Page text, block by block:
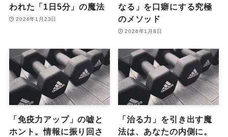
われた「1日5分」の魔法
2026年1月23日
なる」を口癖にする究極
のメソッド
2026年1月8日
「免疫力アップ」の嘘と
ホント。情報に振り回さ
「治る力」を引き出す魔
法は、あなたの内側に。